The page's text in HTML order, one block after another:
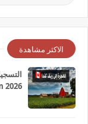
الاكثر مشاهدة
2026